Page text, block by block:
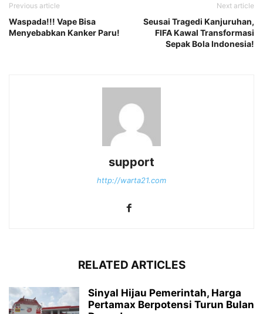
Previous article
Waspada!!! Vape Bisa
Menyebabkan Kanker Paru!
Next article
Seusai Tragedi Kanjuruhan,
FIFA Kawal Transformasi
Sepak Bola Indonesia!
support
http://warta21.com
RELATED ARTICLES
Sinyal Hijau Pemerintah, Harga
Pertamax Berpotensi Turun Bulan